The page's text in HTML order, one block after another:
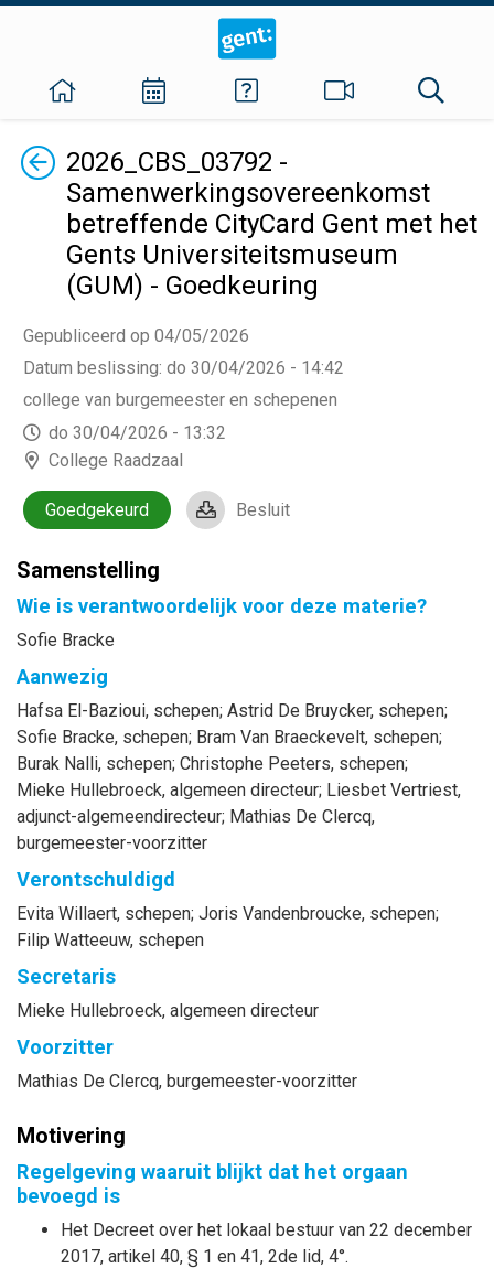
Terug2026_CBS_03792 -
Samenwerkingsovereenkomst
betreffende CityCard Gent met het
Gents Universiteitsmuseum
(GUM) - Goedkeuring
Gepubliceerd op 04/05/2026
Datum beslissing: do 30/04/2026 - 14:42
college van burgemeester en schepenen
do 30/04/2026 - 13:32
College Raadzaal
Goedgekeurd Besluit
Samenstelling
Wie is verantwoordelijk voor deze materie?
Sofie Bracke
Aanwezig
Hafsa El-Bazioui, schepen; Astrid De Bruycker, schepen;
Sofie Bracke, schepen; Bram Van Braeckevelt, schepen;
Burak Nalli, schepen; Christophe Peeters, schepen;
Mieke Hullebroeck, algemeen directeur; Liesbet Vertriest,
adjunct-algemeendirecteur; Mathias De Clercq,
burgemeester-voorzitter
Verontschuldigd
Evita Willaert, schepen; Joris Vandenbroucke, schepen;
Filip Watteeuw, schepen
Secretaris
Mieke Hullebroeck, algemeen directeur
Voorzitter
Mathias De Clercq, burgemeester-voorzitter
Motivering
Regelgeving waaruit blijkt dat het orgaan
bevoegd is
Het Decreet over het lokaal bestuur van 22 december
2017, artikel 40, § 1 en 41, 2de lid, 4°.